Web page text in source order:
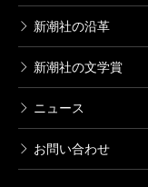
新潮社の沿革
新潮社の文学賞
ニュース
お問い合わせ